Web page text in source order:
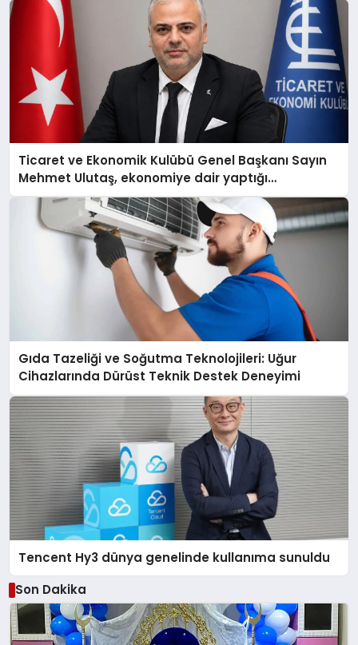
Ticaret ve Ekonomik Kulübü Genel Başkanı Sayın
Mehmet Ulutaş, ekonomiye dair yaptığı
açıklamada şunları kaydetti:
Gıda Tazeliği ve Soğutma Teknolojileri: Uğur
Cihazlarında Dürüst Teknik Destek Deneyimi
Tencent Hy3 dünya genelinde kullanıma sunuldu
Son Dakika